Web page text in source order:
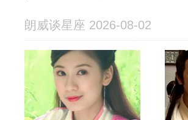
朗威谈星座 2026-08-02